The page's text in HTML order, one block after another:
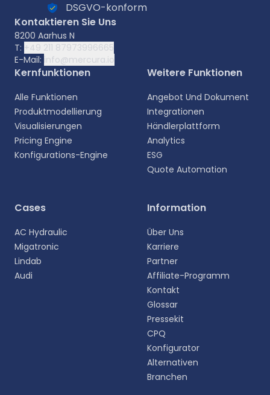
Wählen Sie Ihre Sprache aus
Wählen Sie Ihre bevorzugte Sprache für eine
English
EN
Deutsch
Dansk
DA
DSGVO-konform
Kontaktieren Sie Uns
8200 Aarhus N
T: +49 211 87973996665
E-Mail: info@mercura.io
Kernfunktionen
Alle Funktionen
Produktmodellierung
Visualisierungen
Pricing Engine
Konfigurations-Engine
Weitere Funktionen
Angebot Und Dokument
Integrationen
Händlerplattform
Analytics
ESG
Quote Automation
Cases
AC Hydraulic
Migatronic
Lindab
Audi
Information
Über Uns
Karriere
Partner
Affiliate-Programm
Kontakt
Glossar
Pressekit
CPQ
Konfigurator
Alternativen
Branchen